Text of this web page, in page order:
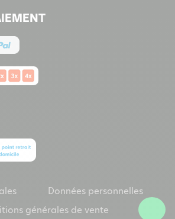
Données personnelles
générales de vente